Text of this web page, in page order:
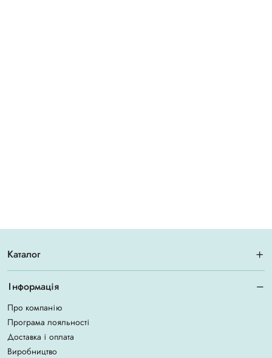
Каталог
Інформація
Про компанію
Програма лояльності
Доставка і оплата
Виробництво